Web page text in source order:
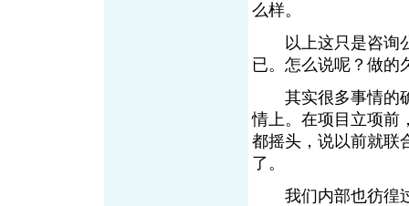
么样。
以上这只是咨询
已。怎么说呢？做的
其实很多事情的确
情上。在项目立项前
都摇头，说以前就联
了。
我们内部也彷徨过